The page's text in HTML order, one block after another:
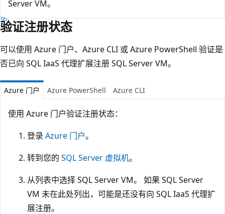
Server VM。
验证注册状态
可以使用 Azure 门户、Azure CLI 或 Azure PowerShell 验证是
否已向 SQL IaaS 代理扩展注册 SQL Server VM。
Azure 门户 Azure PowerShell Azure CLI
使用 Azure 门户验证注册状态：
登录 Azure 门户。
转到您的 SQL Server 虚拟机。
从列表中选择 SQL Server VM。 如果 SQL Server
VM 未在此处列出，可能是还没有向 SQL IaaS 代理扩
展注册。